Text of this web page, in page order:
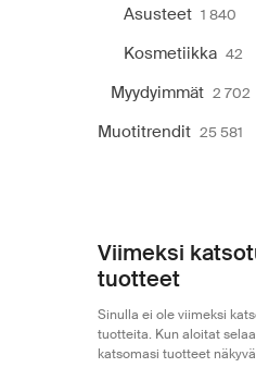
Asusteet 1 840
Kosmetiikka 42
Myydyimmät 2 702
Muotitrendit 25 581
Viimeksi
tuotteet
Sinulla ei ole viimeksi
tuotteita. Kun aloitat
katsomasi tuotteet